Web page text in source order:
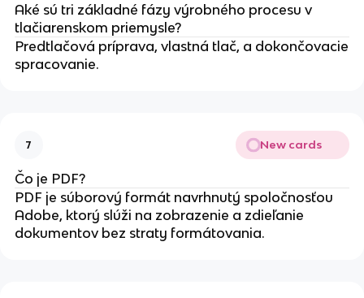
Aké sú tri základné fázy výrobného procesu v
tlačiarenskom priemysle?
Predtlačová príprava, vlastná tlač, a dokončovacie
spracovanie.
7 New cards
Čo je PDF?
PDF je súborový formát navrhnutý spoločnosťou
Adobe, ktorý slúži na zobrazenie a zdieľanie
dokumentov bez straty formátovania.